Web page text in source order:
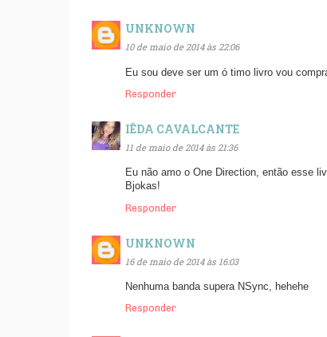
UNKNOWN
10 de maio de 2014 às 22:06
Eu sou deve ser um ó timo livro vou
Responder
IÊDA CAVALCANTE
11 de maio de 2014 às 21:36
Eu não amo o One Direction, então esse
Bjokas!
Responder
UNKNOWN
16 de maio de 2014 às 16:03
Nenhuma banda supera NSync, hehehe
Responder